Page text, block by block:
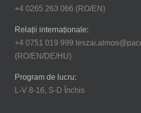
+4 0265 263 066 (RO/EN)
Relații internaționale:
+4 0751 019 999
(RO/EN/DE/HU)
Program de lucru:
L-V 8-16, S-D Închis